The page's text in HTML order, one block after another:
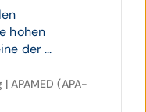
hohen
der ...
APAMED (APA-